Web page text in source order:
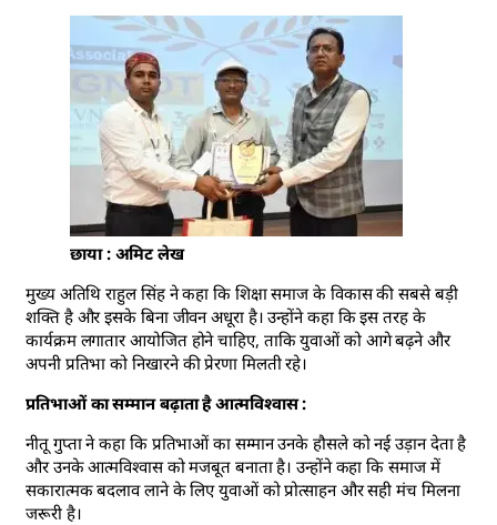
छाया : अमिट लेख
मुख्य अतिथि राहुल सिंह ने कहा कि शिक्षा समाज के विकास की सबसे बड़ी
शक्ति है और इसके बिना जीवन अधूरा है। उन्होंने कहा कि इस तरह के
कार्यक्रम लगातार आयोजित होने चाहिए, ताकि युवाओं को आगे बढ़ने और
अपनी प्रतिभा को निखारने की प्रेरणा मिलती रहे।
प्रतिभाओं का सम्मान बढ़ाता है आत्मविश्वास :
नीतू गुप्ता ने कहा कि प्रतिभाओं का सम्मान उनके हौसले को नई उड़ान देता है
और उनके आत्मविश्वास को मजबूत बनाता है। उन्होंने कहा कि समाज में
सकारात्मक बदलाव लाने के लिए युवाओं को प्रोत्साहन और सही मंच मिलना
जरूरी है।